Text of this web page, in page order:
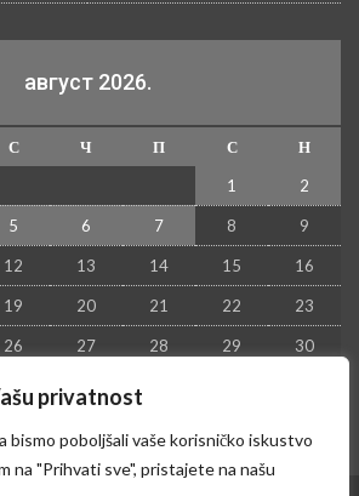
privatnost
bismo poboljšali vaše korisničko iskustvo
na "Prihvati sve", pristajete na našu
август 2026.
С Ч П С
Н
1
2
5 6 7 8 9
12 13 14 15 16
19 20 21 22 23
26 27 28 29 30